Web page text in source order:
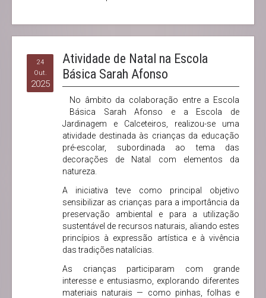
24
Out.
2025
Atividade de Natal na Escola
Básica Sarah Afonso
No âmbito da colaboração entre a Escola
Básica Sarah Afonso e a Escola de
Jardinagem e Calceteiros, realizou-se uma
atividade destinada às crianças da educação
pré-escolar, subordinada ao tema das
decorações de Natal com elementos da
natureza.
A iniciativa teve como principal objetivo
sensibilizar as crianças para a importância da
preservação ambiental e para a utilização
sustentável de recursos naturais, aliando estes
princípios à expressão artística e à vivência
das tradições natalícias.
As crianças participaram com grande
interesse e entusiasmo, explorando diferentes
materiais naturais — como pinhas, folhas e